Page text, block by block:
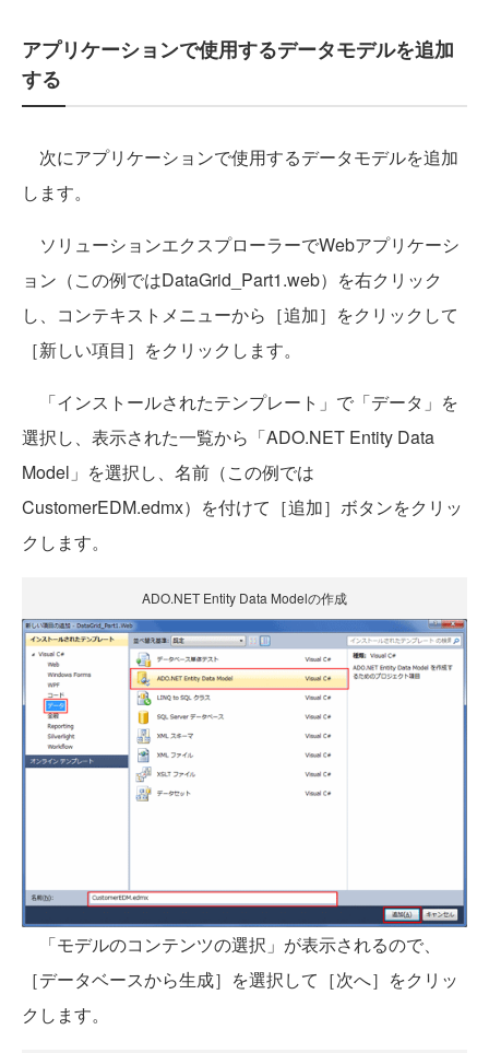
アプリケーションで使用するデータモデルを追加
する
次にアプリケーションで使用するデータモデルを追加
します。
ソリューションエクスプローラーでWebアプリケーシ
ョン（この例ではDataGrid_Part1.web）を右クリック
し、コンテキストメニューから［追加］をクリックして
［新しい項目］をクリックします。
「インストールされたテンプレート」で「データ」を
選択し、表示された一覧から「ADO.NET Entity Data
Model」を選択し、名前（この例では
CustomerEDM.edmx）を付けて［追加］ボタンをクリッ
クします。
ADO.NET Entity Data Modelの作成
「モデルのコンテンツの選択」が表示されるので、
［データベースから生成］を選択して［次へ］をクリッ
クします。